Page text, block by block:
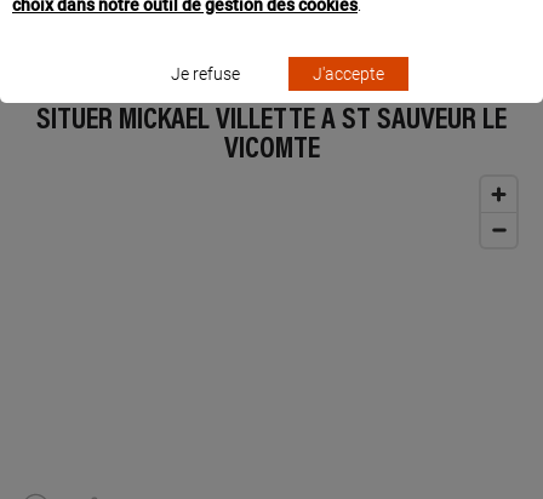
et aux paramétrages des solutions connectées Legrand « with Netatmo ».
SITUER MICKAEL VILLETTE À ST SAUVEUR LE
VICOMTE
choix dans notre outil de gestion des cookies.
Je refuse J'accepte